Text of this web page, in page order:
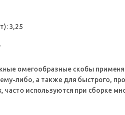
3,25
омегообразные скобы
либо, а также для быстрого,
часто используются при сборке